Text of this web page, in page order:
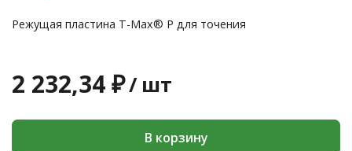
Режущая пластина T-Max® P для точения
2 232,34 ₽/ шт
В корзину